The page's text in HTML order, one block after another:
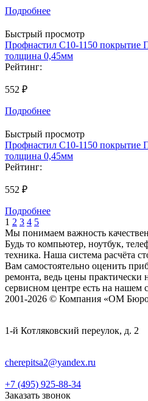
Подробнее
Быстрый просмотр
Профнастил С10-1150 покрытие
толщина 0,45мм
Рейтинг:
552 ₽
Подробнее
Быстрый просмотр
Профнастил С10-1150 покрытие
толщина 0,45мм
Рейтинг:
552 ₽
Подробнее
1 2 3 4 5
Мы понимаем важность
Будь то компьютер, ноутбук,
техника. Наша система расчёта
Вам самостоятельно оценить
ремонта, ведь цены
сервисном центре есть на нашем
2001-2026 © Компания «ОМ
1-й Котляковский переулок, д. 2
cherepitsa2@yandex.ru
+7 (495) 925-88-34
Заказать звонок